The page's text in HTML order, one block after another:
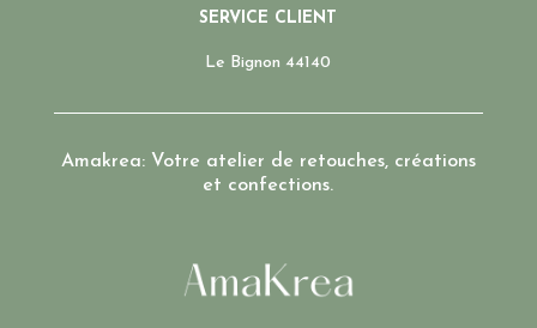
SERVICE CLIENT
Le Bignon 44140
Amakrea: Votre atelier de retouches, créations
et confections.